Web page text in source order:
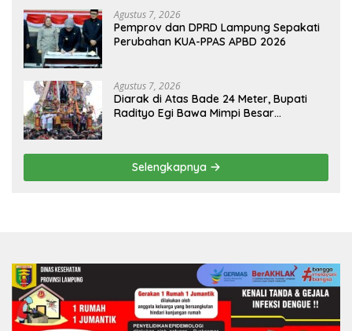
Agustus 7, 2026
Pemprov dan DPRD Lampung Sepakati
Perubahan KUA-PPAS APBD 2026
Agustus 7, 2026
Diarak di Atas Bade 24 Meter, Bupati
Radityo Egi Bawa Mimpi Besar
Selengkapnya